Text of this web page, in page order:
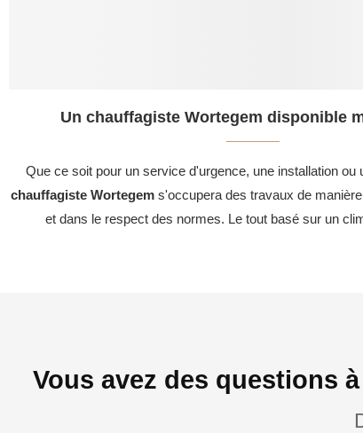
Un chauffagiste Wortegem disponible
Que ce soit pour un service d'urgence, une installation ou
chauffagiste Wortegem s'occupera des travaux de
et dans le respect des normes. Le tout basé sur un
Vous avez des questions